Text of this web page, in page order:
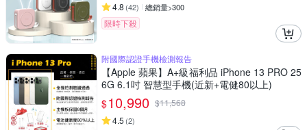
4.8 (42) 總銷量>300
限時下殺
附國際認證手機檢測報告
【Apple 蘋果】A+級福利品 iPhone 13 PRO 25
6G 6.1吋 智慧型手機(近新+電健80以上)
$10,990 $11,568
4.5 (2)